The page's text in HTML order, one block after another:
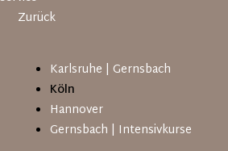
Zurück
Navigation
überspringen
Karlsruhe | Gernsbach
Köln
Hannover
Gernsbach | Intensivkurse